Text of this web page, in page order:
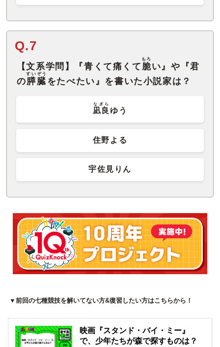
Q.7
【文系学問】『青くて痛くて 脆
もろ
い』や『君
の膵臓
すいぞう
をたべたい』を書いた小説家は？
凪良
なぎら
ゆう
住野よる
宇佐見りん
▼前回の七種競技を解いてない方&復習したい方はこちらから！
映画『スタンド・バイ・ミー』
で、少年たちが森で探すものは？